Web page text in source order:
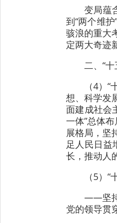
变局蕴
到“两个维
骇浪的重大
定两大奇迹
二、“
（4）
想、科学发
面建成社会
一体”总体
展格局，坚
足人民日益
长，推动人
（5）
——坚持
党的领导贯